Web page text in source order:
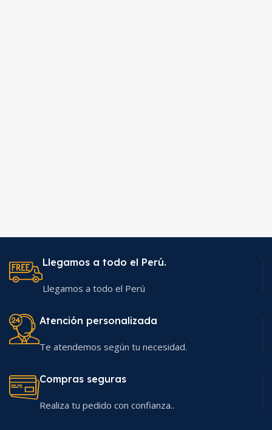
Llegamos a todo el Perú.
Llegamos a todo el Perú
Atención personalizada
Te atendemos según tu necesidad.
Compras seguras
Realiza tu pedido con confianza..